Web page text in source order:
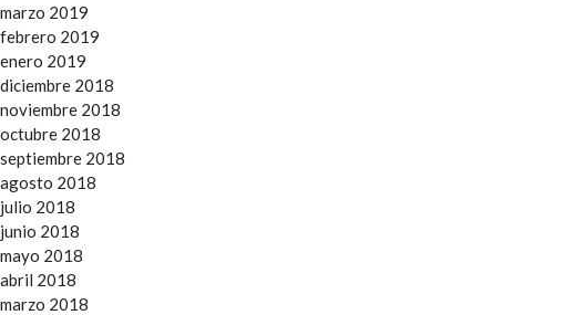
marzo 2019
febrero 2019
enero 2019
diciembre 2018
noviembre 2018
octubre 2018
septiembre 2018
agosto 2018
julio 2018
junio 2018
mayo 2018
abril 2018
marzo 2018